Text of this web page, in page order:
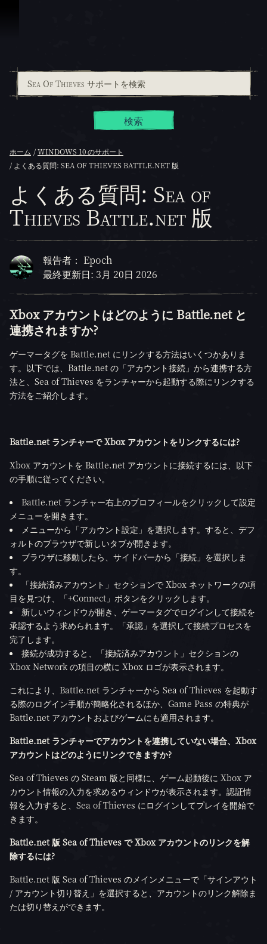
検索
ホーム
WINDOWS 10 のサポート
よくある質問: SEA OF THIEVES BATTLE.NET 版
よくある質問: Sea of
Thieves Battle.net 版
報告者： Epoch
最終更新日: 3月 20日 2026
Xbox アカウントはどのように Battle.net と
連携されますか?
ゲーマータグを Battle.net にリンクする方法はいくつかありま
す。以下では、Battle.net の「アカウント接続」から連携する方
法と、Sea of Thieves をランチャーから起動する際にリンクする
方法をご紹介します。
Battle.net ランチャーで Xbox アカウントをリンクするには?
Xbox アカウントを Battle.net アカウントに接続するには、以下
の手順に従ってください。
Battle.net ランチャー右上のプロフィールをクリックして設定
メニューを開きます。
メニューから「アカウント設定」を選択します。すると、デフ
ォルトのブラウザで新しいタブが開きます。
ブラウザに移動したら、サイドバーから「接続」を選択しま
す。
「接続済みアカウント」セクションで Xbox ネットワークの項
目を見つけ、「+Connect」ボタンをクリックします。
新しいウィンドウが開き、ゲーマータグでログインして接続を
承認するよう求められます。「承認」を選択して接続プロセスを
完了します。
接続が成功すると、「接続済みアカウント」セクションの
Xbox Network の項目の横に Xbox ロゴが表示されます。
これにより、Battle.net ランチャーから Sea of Thieves を起動す
る際のログイン手順が簡略化されるほか、Game Pass の特典が
Battle.net アカウントおよびゲームにも適用されます。
Battle.net ランチャーでアカウントを連携していない場合、Xbox
アカウントはどのようにリンクできますか?
Sea of Thieves の Steam 版と同様に、ゲーム起動後に Xbox ア
カウント情報の入力を求めるウィンドウが表示されます。認証情
報を入力すると、Sea of Thieves にログインしてプレイを開始で
きます。
Battle.net 版 Sea of Thieves で Xbox アカウントのリンクを解
除するには?
Battle.net 版 Sea of Thieves のメインメニューで「サインアウト
/ アカウント切り替え」を選択すると、アカウントのリンク解除ま
たは切り替えができます。